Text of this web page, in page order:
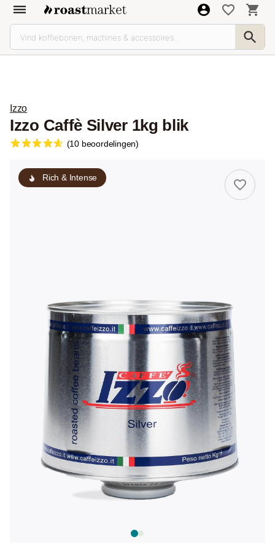
Izzo
Izzo Caffè Silver 1kg blik
(10 beoordelingen)
Rich & Intense